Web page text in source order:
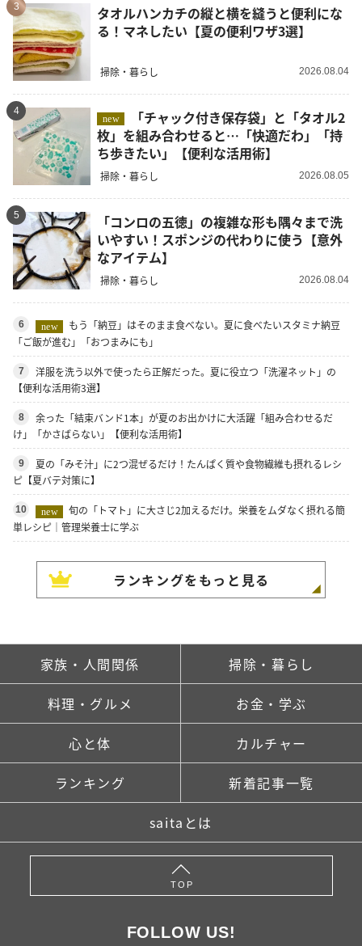
3
タオルハンカチの縦と横を縫うと便利にな
る！マネしたい【夏の便利ワザ3選】
掃除・暮らし 2026.08.04
4
new
枚」を組み合わせると…「快適だわ」「持
ち歩きたい」【便利な活用術】
掃除・暮らし 2026.08.05
5
「コンロの五徳」の複雑な形も隅々まで洗
いやすい！スポンジの代わりに使う【意外
なアイテム】
掃除・暮らし 2026.08.04
6 new
もう「納豆」はそのまま食べない。夏に食べたいスタミナ納豆
「ご飯が進む」「おつまみにも」
7
洋服を洗う以外で使ったら正解だった。夏に役立つ「洗濯ネット」の
【便利な活用術3選】
8
余った「結束バンド1本」が夏のお出かけに大活躍「組み合わせるだ
け」「かさばらない」【便利な活用術】
9
夏の「みそ汁」に2つ混ぜるだけ！たんぱく質や食物繊維も摂れるレシ
ピ【夏バテ対策に】
10 new
旬の「トマト」に大さじ2加えるだけ。栄養をムダなく摂れる簡
単レシピ｜管理栄養士に学ぶ
ランキングをもっと見る
家族・人間関係 掃除・暮らし
料理・グルメ お金・学ぶ
心と体 カルチャー
ランキング 新着記事一覧
saitaとは
TOP
FOLLOW US!